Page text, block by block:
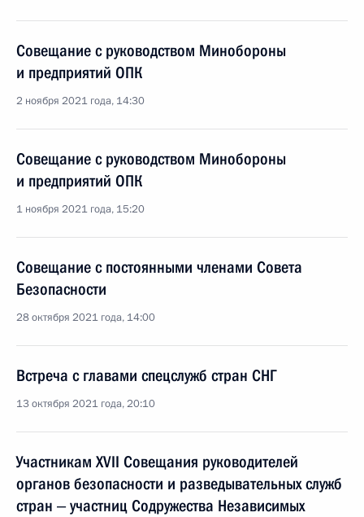
Совещание с руководством Минобороны
и предприятий ОПК
2 ноября 2021 года, 14:30
Совещание с руководством Минобороны
и предприятий ОПК
1 ноября 2021 года, 15:20
Совещание с постоянными членами Совета
Безопасности
28 октября 2021 года, 14:00
Встреча с главами спецслужб стран СНГ
13 октября 2021 года, 20:10
Участникам ХVII Совещания руководителей
органов безопасности и разведывательных служб
стран ‒ участниц Содружества Независимых